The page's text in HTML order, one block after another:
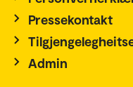
Pressekontakt
Admin